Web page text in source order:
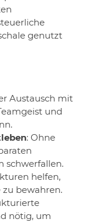
genutzt
Austausch mit
und
: Ohne
schwerfallen.
helfen,
zu bewahren.
nötig, um